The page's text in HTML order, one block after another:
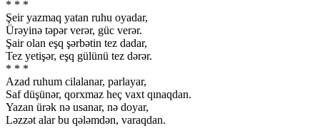
* * *
Şeir yazmaq yatan ruhu oyadar,
Ürəyinə təpər verər, güc verər.
Şair olan eşq şərbətin tez dadar,
Tez yetişər, eşq gülünü tez dərər.
* * *
Azad ruhum cilalanar, parlayar,
Saf düşünər, qorxmaz heç vaxt qınaqdan.
Yazan ürək nə usanar, nə doyar,
Ləzzət alar bu qələmdən, varaqdan.